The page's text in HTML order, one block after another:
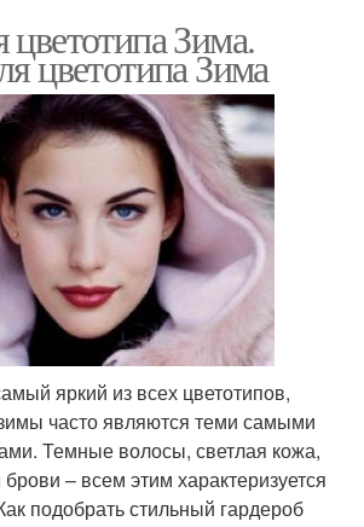
Зима.
цветотипа Зима
яркий из всех цветотипов,
часто являются теми самыми
Темные волосы, светлая кожа,
– всем этим характеризуется
подобрать стильный гардероб